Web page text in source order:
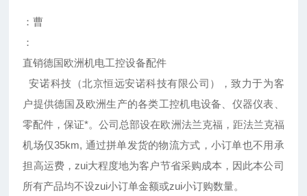
：曹
：
直销德国欧洲机电工控设备配件
安诺科技（北京恒远安诺科技有限公司），致力于为客
户提供德国及欧洲生产的各类工控机电设备、仪器仪表、
零配件，保证*。公司总部设在欧洲法兰克福，距法兰克福
机场仅35km, 通过拼单发货的物流方式，小订单也不用承
担高运费，zui大程度地为客户节省采购成本，因此本公司
所有产品均不设zui小订单金额或zui小订购数量。